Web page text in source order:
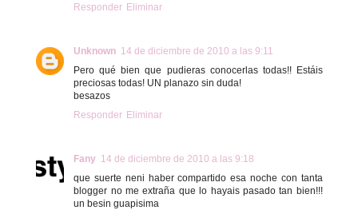
Responder Eliminar
Unknown 14 de diciembre de 2010 a las 9:11
Pero qué bien que pudieras conocerlas todas!! Estáis
preciosas todas! UN planazo sin duda!
besazos
Responder Eliminar
Fany 14 de diciembre de 2010 a las 9:18
que suerte neni haber compartido esa noche con tanta
blogger no me extraña que lo hayais pasado tan bien!!!
un besin guapisima